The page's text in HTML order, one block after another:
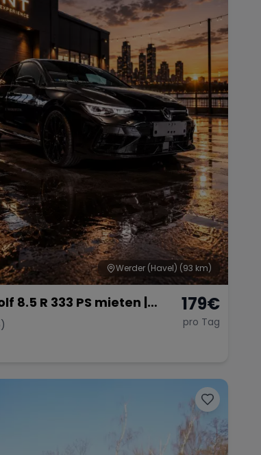
Werder (Havel) (93 km)
8.5 R 333 PS mieten |
| 4Motion | Panorama |
179€
pro Tag